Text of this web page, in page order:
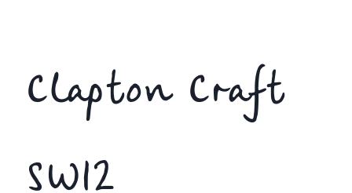
Clapton Craft